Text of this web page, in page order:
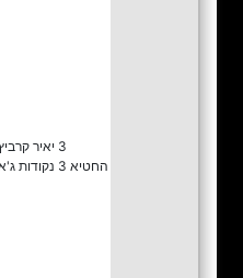
3 יאיר קרביץ
החטיא 3 נקודות ג'אמפ שוט